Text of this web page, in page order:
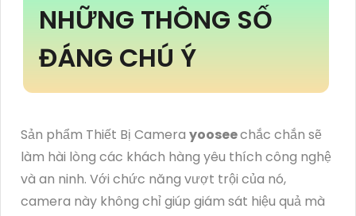
NHỮNG THÔNG SỐ
ĐÁNG CHÚ Ý
Sản phẩm Thiết Bị Camera yooseechắc chắn sẽ
làm hài lòng các khách hàng yêu thích công nghệ
và an ninh. Với chức năng vượt trội của nó,
camera này không chỉ giúp giám sát hiệu quả mà